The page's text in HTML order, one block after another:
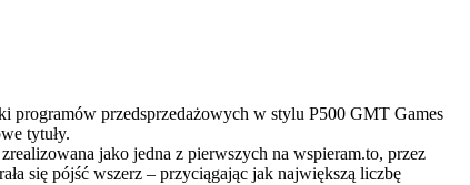
programów przedsprzedażowych w stylu P500 GMT Games
tytuły.
zrealizowana jako jedna z pierwszych na wspieram.to, przez
się pójść wszerz – przyciągając jak największą liczbę